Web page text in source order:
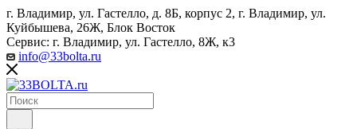
г. Владимир, ул. Гастелло, д. 8Б, корпус 2, г. Владимир, ул. ​
Куйбышева, 26Ж, Блок Восток
Сервис: г. Владимир, ул. Гастелло, 8Ж, к3
info@33bolta.ru